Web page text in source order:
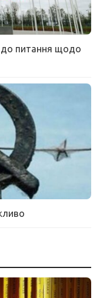
до питання щодо